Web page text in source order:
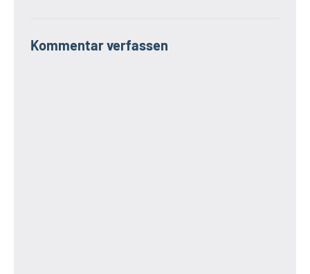
Kommentar verfassen